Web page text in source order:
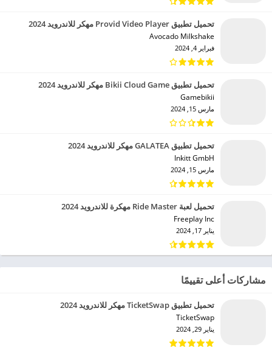
تحميل تطبيق Provid Video Player مهكر للاندرويد 2024
Avocado Milkshake‏
فبراير 4, 2024
تحميل تطبيق Bikii Cloud Game مهكر للاندرويد 2024
Gamebikii‏
مارس 15, 2024
تحميل تطبيق GALATEA مهكر للاندرويد 2024
Inkitt GmbH‏
مارس 15, 2024
تحميل لعبة Ride Master مهكرة للاندرويد 2024
Freeplay Inc‏
يناير 17, 2024
مشاركات أعلى تقييمًا
تحميل تطبيق TicketSwap مهكر للاندرويد 2024
TicketSwap‏
يناير 29, 2024